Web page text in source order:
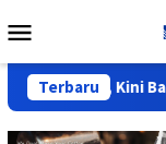
ke
Mobile
Terbaru
Kini Basri Baco 3